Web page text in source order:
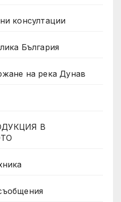
консултации
България
на река Дунав
В